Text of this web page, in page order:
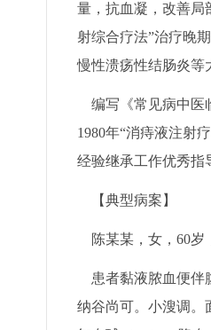
量，抗血凝，改善局
射综合疗法”治疗晚
慢性溃疡性结肠炎等
编写《常见病中医
1980年“消痔液注射
经验继承工作优秀指
【典型病案】
陈某某，女，60岁
患者黏液脓血便伴
纳谷尚可。小溲调。